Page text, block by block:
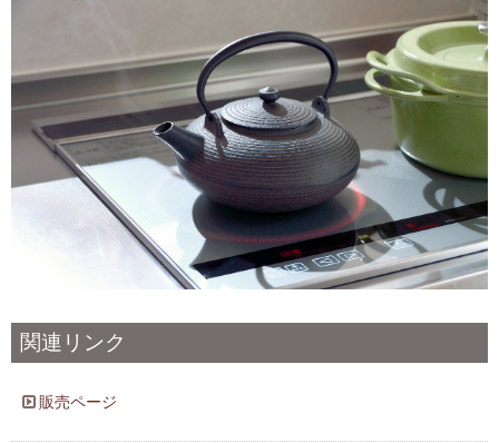
関連リンク
販売ページ